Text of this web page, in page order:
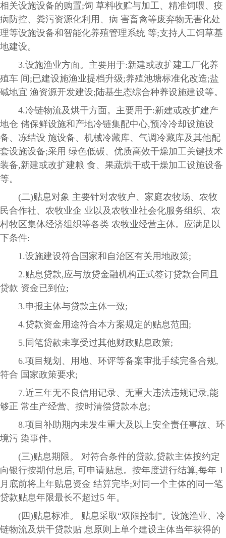
相关设施设备的购置;饲 草料收贮与加工、精准饲喂、疫
病防控、粪污资源化利用、病 害畜禽等废弃物无害化处
理等设施设备和智能化养殖管理系统 等;支持人工饲草基
地建设。
3.设施渔业方面。主要用于:新建或改扩建工厂化养
殖车 间;已建设施渔业提档升级;养殖池塘标准化改造;盐
碱地宜 渔资源开发建设;陆基生态综合种养设施建设等。
4.冷链物流及烘干方面。主要用于:新建或改扩建产
地仓 储保鲜设施和产地冷链集配中心,预冷冷却设施设
备、冻结设 施设备、机械冷藏库、气调冷藏库及其他配
套设施设备;采用 绿色低碳、优质高效干燥加工关键技术
装备,新建或改扩建粮 食、果蔬烘干或干燥加工设施设备
等。
(二)贴息对象 主要针对农牧户、家庭农牧场、农牧
民合作社、农牧业企 业以及农牧业社会化服务组织、农
村牧区集体经济组织等各类 农牧业经营主体。应满足以
下条件:
1.设施建设符合国家和自治区有关用地政策;
2.贴息贷款,应与放贷金融机构正式签订贷款合同且
贷款 资金已到位;
3.申报主体与贷款主体一致;
4.贷款资金用途符合本方案规定的贴息范围;
5.同笔贷款未享受过其他财政贴息政策;
6.项目规划、用地、环评等备案审批手续完备合规,
符合 国家政策要求;
7.近三年无不良信用记录、无重大违法违规记录,能
够正 常生产经营、按时清偿贷款本息;
8.项目补助期内未发生重大及以上安全责任事故、环
境污 染事件。
(三)贴息期限。 对符合条件的贷款,贷款主体按约定
向银行按期付息后, 可申请贴息。按年度进行结算,每年 1
月底前将上年贴息资金 结算完毕;对同一个主体的同一笔
贷款贴息年限最长不超过5 年。
(四)贴息标准。 贴息采取“双限控制”。设施渔业、冷
链物流及烘干贷款贴 息原则上单个建设主体当年获得的